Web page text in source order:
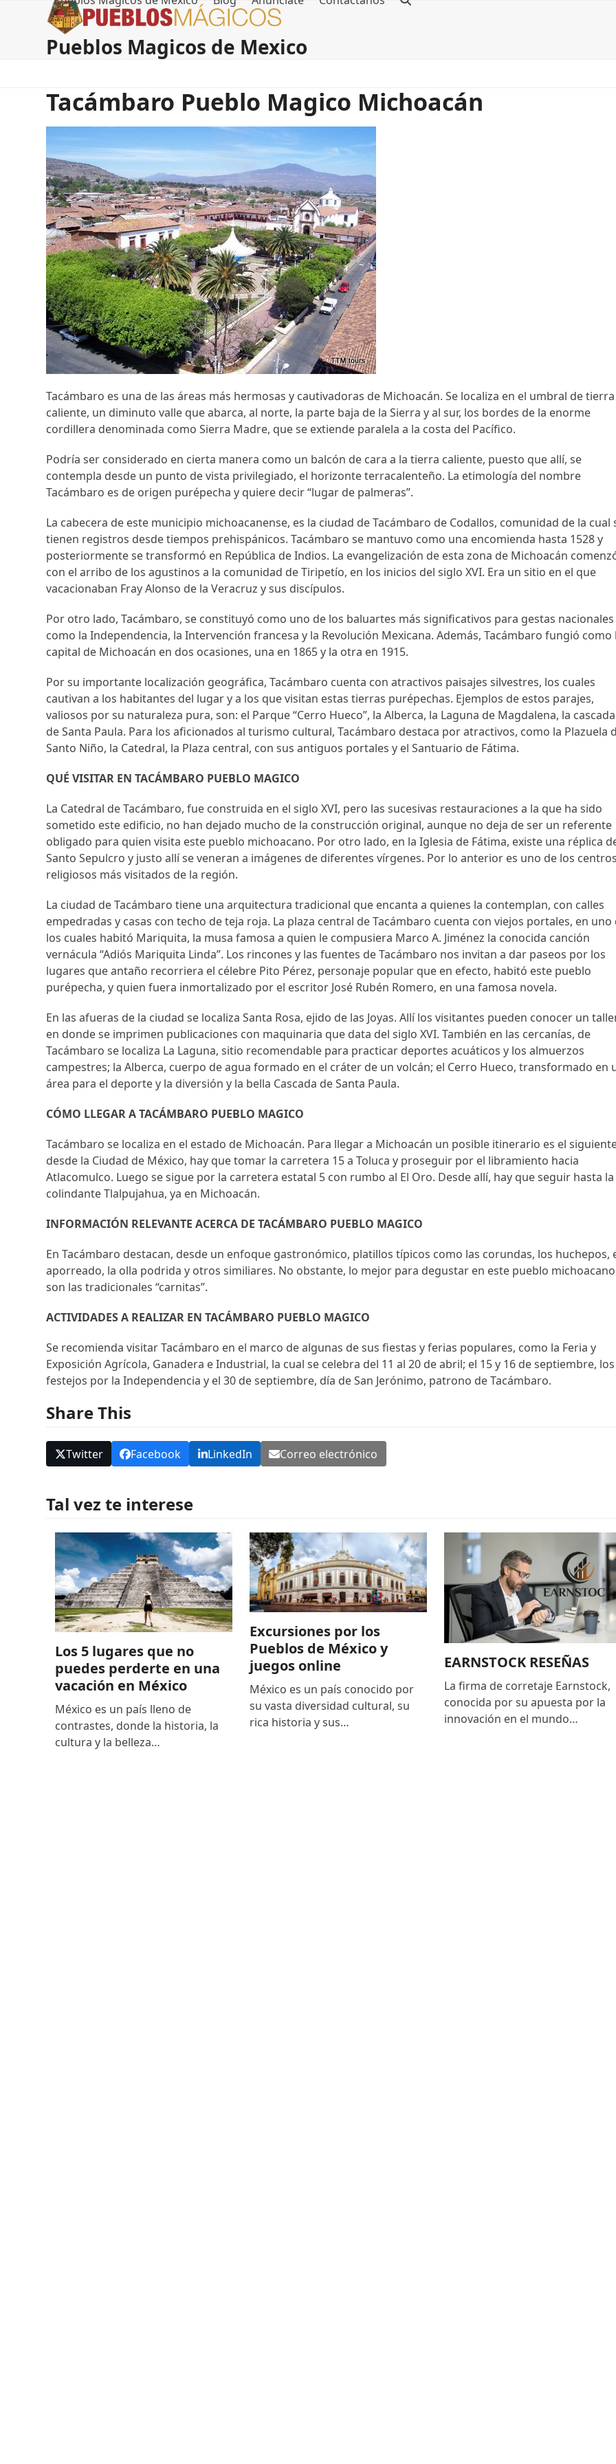
Pueblos Magicos de Mexico
Tacámbaro Pueblo Magico Michoacán
Tacámbaro es una de las áreas más hermosas y cautivadoras de Michoacán. Se localiza en el umbral de tierra
caliente, un diminuto valle que abarca, al norte, la parte baja de la Sierra y al sur, los bordes de la enorme
cordillera denominada como Sierra Madre, que se extiende paralela a la costa del Pacífico.
Podría ser considerado en cierta manera como un balcón de cara a la tierra caliente, puesto que allí, se
contempla desde un punto de vista privilegiado, el horizonte terracalenteño. La etimología del nombre
Tacámbaro es de origen purépecha y quiere decir “lugar de palmeras”.
La cabecera de este municipio michoacanense, es la ciudad de Tacámbaro de Codallos, comunidad de la cual
tienen registros desde tiempos prehispánicos. Tacámbaro se mantuvo como una encomienda hasta 1528 y
posteriormente se transformó en República de Indios. La evangelización de esta zona de Michoacán
con el arribo de los agustinos a la comunidad de Tiripetío, en los inicios del siglo XVI. Era un sitio en el que
vacacionaban Fray Alonso de la Veracruz y sus discípulos.
Por otro lado, Tacámbaro, se constituyó como uno de los baluartes más significativos para gestas nacionales
como la Independencia, la Intervención francesa y la Revolución Mexicana. Además, Tacámbaro fungió como
capital de Michoacán en dos ocasiones, una en 1865 y la otra en 1915.
Por su importante localización geográfica, Tacámbaro cuenta con atractivos paisajes silvestres, los cuales
cautivan a los habitantes del lugar y a los que visitan estas tierras purépechas. Ejemplos de estos parajes,
valiosos por su naturaleza pura, son: el Parque “Cerro Hueco”, la Alberca, la Laguna de Magdalena, la cascada
de Santa Paula. Para los aficionados al turismo cultural, Tacámbaro destaca por atractivos, como la Plazuela
Santo Niño, la Catedral, la Plaza central, con sus antiguos portales y el Santuario de Fátima.
QUÉ VISITAR EN TACÁMBARO PUEBLO MAGICO
La Catedral de Tacámbaro, fue construida en el siglo XVI, pero las sucesivas restauraciones a la que ha sido
sometido este edificio, no han dejado mucho de la construcción original, aunque no deja de ser un referente
obligado para quien visita este pueblo michoacano. Por otro lado, en la Iglesia de Fátima, existe una réplica
Santo Sepulcro y justo allí se veneran a imágenes de diferentes vírgenes. Por lo anterior es uno de los
religiosos más visitados de la región.
La ciudad de Tacámbaro tiene una arquitectura tradicional que encanta a quienes la contemplan, con calles
empedradas y casas con techo de teja roja. La plaza central de Tacámbaro cuenta con viejos portales, en uno
los cuales habitó Mariquita, la musa famosa a quien le compusiera Marco A. Jiménez la conocida canción
vernácula “Adiós Mariquita Linda”. Los rincones y las fuentes de Tacámbaro nos invitan a dar paseos por los
lugares que antaño recorriera el célebre Pito Pérez, personaje popular que en efecto, habitó este pueblo
purépecha, y quien fuera inmortalizado por el escritor José Rubén Romero, en una famosa novela.
En las afueras de la ciudad se localiza Santa Rosa, ejido de las Joyas. Allí los visitantes pueden conocer un
en donde se imprimen publicaciones con maquinaria que data del siglo XVI. También en las cercanías, de
Tacámbaro se localiza La Laguna, sitio recomendable para practicar deportes acuáticos y los almuerzos
campestres; la Alberca, cuerpo de agua formado en el cráter de un volcán; el Cerro Hueco, transformado en
área para el deporte y la diversión y la bella Cascada de Santa Paula.
CÓMO LLEGAR A TACÁMBARO PUEBLO MAGICO
Tacámbaro se localiza en el estado de Michoacán. Para llegar a Michoacán un posible itinerario es el
desde la Ciudad de México, hay que tomar la carretera 15 a Toluca y proseguir por el libramiento hacia
Atlacomulco. Luego se sigue por la carretera estatal 5 con rumbo al El Oro. Desde allí, hay que seguir hasta la
colindante Tlalpujahua, ya en Michoacán.
INFORMACIÓN RELEVANTE ACERCA DE TACÁMBARO PUEBLO MAGICO
En Tacámbaro destacan, desde un enfoque gastronómico, platillos típicos como las corundas, los huchepos,
aporreado, la olla podrida y otros similiares. No obstante, lo mejor para degustar en este pueblo
son las tradicionales “carnitas”.
ACTIVIDADES A REALIZAR EN TACÁMBARO PUEBLO MAGICO
Se recomienda visitar Tacámbaro en el marco de algunas de sus fiestas y ferias populares, como la Feria y
Exposición Agrícola, Ganadera e Industrial, la cual se celebra del 11 al 20 de abril; el 15 y 16 de septiembre, los
festejos por la Independencia y el 30 de septiembre, día de San Jerónimo, patrono de Tacámbaro.
Share This
Twitter Facebook LinkedIn Correo electrónico
Tal vez te interese
Los 5 lugares que no
puedes perderte en una
vacación en México
México es un país lleno de
contrastes, donde la historia, la
cultura y la belleza…
Excursiones por los
Pueblos de México y
juegos online
México es un país conocido por
su vasta diversidad cultural, su
rica historia y sus…
EARNSTOCK RESEÑAS
La firma de corretaje Earnstock,
conocida por su apuesta por la
innovación en el mundo…